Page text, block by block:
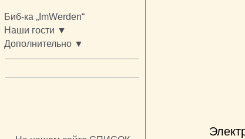
Биб-ка „ImWerden“
Наши гости ▼
Дополнительно ▼